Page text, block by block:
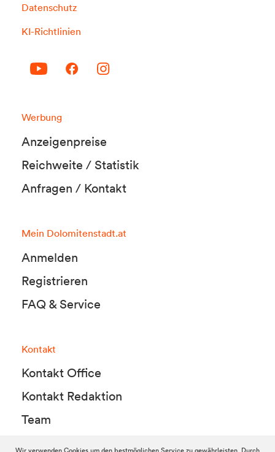
Datenschutz
KI-Richtlinien
Werbung
Anzeigenpreise
Reichweite / Statistik
Anfragen / Kontakt
Mein Dolomitenstadt.at
Anmelden
Registrieren
FAQ & Service
Kontakt
Kontakt Office
Kontakt Redaktion
Team